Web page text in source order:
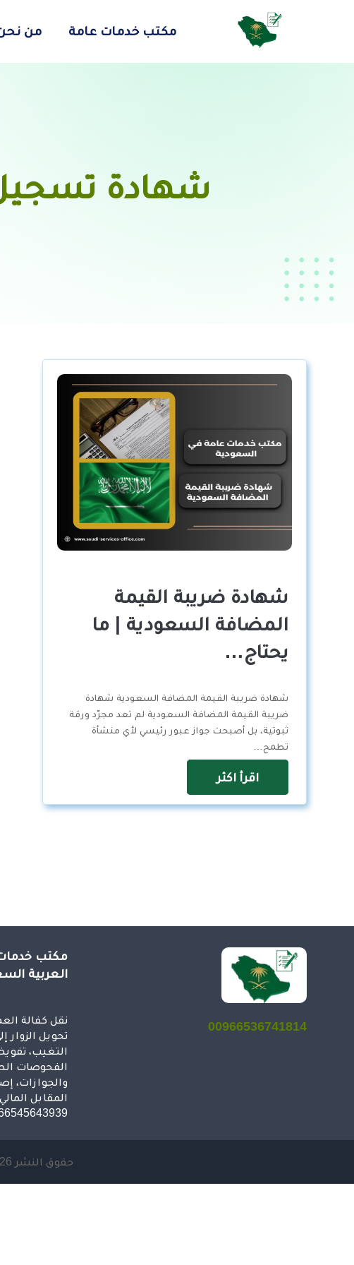
مكتب خدمات عامة من
شهادة تسجيل
شهادة ضريبة القيمة
المضافة السعودية | ما
يحتاج…
شهادة ضريبة القيمة المضافة السعودية شهادة
ضريبة القيمة المضافة السعودية لم تعد مجرّد ورقة
ثبوتية، بل أصبحت جواز عبور رئيسي لأي منشأة
تطمح…
اقرأ اكثر
00966536741814
مكتب
العربية
نقل كفالة
تحويل الزوار
التغيب،
الفحوصات
والجوازات،
المقابل
حقوق النشر 2026 © جميع الحقوق محفوظة